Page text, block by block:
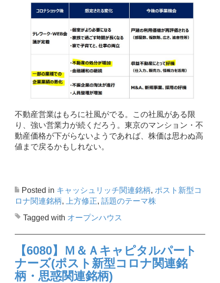
不動産営業はもろに社風がでる。この社風がある限
り、強い営業力が続くだろう。東京のマンション・不
動産価格が下がらないようであれば、株価は思わぬ高
値まで戻るかもしれない。
Posted in キャッシュリッチ関連銘柄, ポスト新型コ
ロナ関連銘柄, 上方修正, 話題のテーマ株
Tagged with オープンハウス
【6080】Ｍ＆Ａキャピタルパート
ナーズ(ポスト新型コロナ関連銘
柄・思惑関連銘柄)